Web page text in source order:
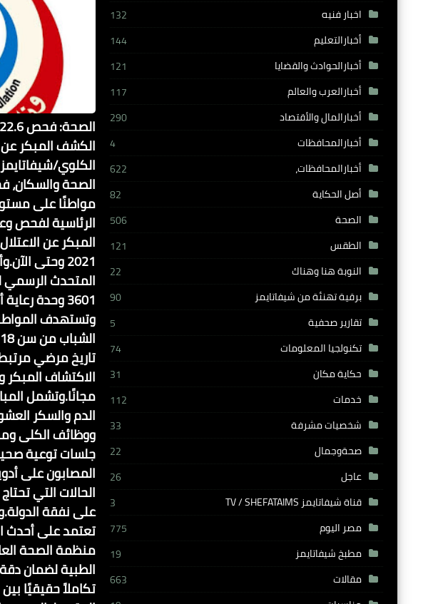
اخبار فنيه
132
أخبارالتعليم
144
أخبارالحوادث والقضايا
121
أخبارالعرب والعالم
117
أخبارالمال والأقتصاد
290
أخبارالمحافظات
4
أخبارالمحافظات،
622
أصل الحكاية
82
الصحة
506
الطقس
121
النوبة هنا وهناك
22
برقية تهنئة من شيفاتايمز
90
تقارير صحفية
5
تكنولجيا المعلومات
74
حكاية مكان
31
خدمات
112
شخصيات مشرفة
33
صحةوجمال
22
عاجل
26
قناة شيفاتايمز TV / SHEFATAIMS
3
مصر اليوم
775
مطبخ شيفاتايمز
19
مقالات
663
الكشف المبكر عن
الكلوي/
مواطنًا على
الرئاسية لفحص
المبكر عن
2021 وحتى
المتحدث الرسمي
3601 وحدة
وتستهدف
تاريخ مرضي
الاكتشاف
مجانًا.وتشمل
الدم والسكر
ووظائف الكلى
جلسات توعية
المصابون على
الحالات التي
على نفقة
تعتمد على أحدث
منظمة الصحة
الطبية لضمان
تكاملاً حقيقيًا